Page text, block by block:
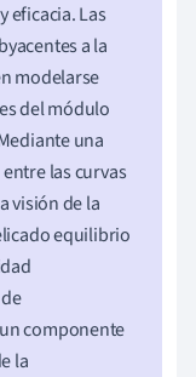
eficacia. Las
a la
modelarse
del módulo
una
las curvas
visión de la
equilibrio
componente
la